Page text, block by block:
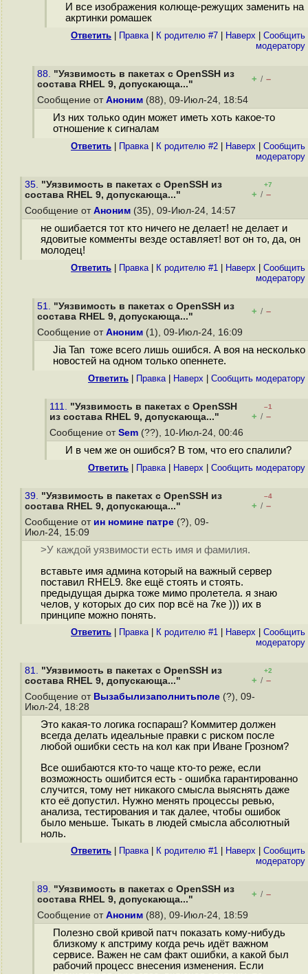
И все изображения колюще-режущих заменить на
акртинки ромашек
Ответить Правка| К родителю #7 Наверх
Cообщить
модератору
88. "Уязвимость в пакетах с OpenSSH из
состава RHEL 9, допускающа..."
+ / –
Сообщение от Аноним (88), 09-Июл-24, 18:54
Из них только один может иметь хоть какое-то
отношение к сигналам
Ответить Правка| К родителю #2 Наверх
Cообщить
модератору
35. "Уязвимость в пакетах с OpenSSH из
состава RHEL 9, допускающа..."
+7
+ / –
Сообщение от Аноним (35), 09-Июл-24, 14:57
не ошибается тот кто ничего не делает! не делает и
ядовитые комменты везде оставляет! вот он то, да, он
молодец!
Ответить Правка| К родителю #1 Наверх
Cообщить
модератору
51. "Уязвимость в пакетах с OpenSSH из
состава RHEL 9, допускающа..."
+ / –
Сообщение от Аноним (1), 09-Июл-24, 16:09
Jia Tan тоже всего лишь ошибся. А воя на несколько
новостей на одном только опеннете.
Ответить Правка| Наверх Cообщить модератору
111. "Уязвимость в пакетах с OpenSSH
из состава RHEL 9, допускающа..."
–1
+ / –
Сообщение от Sem (??), 10-Июл-24, 00:46
И в чем же он ошибся? В том, что его спалили?
Ответить Правка| Наверх Cообщить модератору
39. "Уязвимость в пакетах с OpenSSH из
состава RHEL 9, допускающа..."
–4
+ / –
Сообщение от ин номине патре (?), 09-
Июл-24, 15:09
>У каждой уязвимости есть имя и фамилия.
вставьте имя админа который на важный сервер
поставил RHEL9. 8ке ещё стоять и стоять.
предыдущая дырка тоже мимо пролетела. я знаю
челов, у которых до сих пор всё на 7ке ))) их в
принципе можно понять.
Ответить Правка| К родителю #1 Наверх
Cообщить
модератору
81. "Уязвимость в пакетах с OpenSSH из
состава RHEL 9, допускающа..."
+2
+ / –
Сообщение от Вызабылизаполнитьполе (?), 09-
Июл-24, 18:28
Это какая-то логика госпараш? Коммитер должен
всегда делать идеальные правки с риском после
любой ошибки сесть на кол как при Иване Грозном?
Все ошибаются кто-то чаще кто-то реже, если
возможность ошибится есть - ошибка гарантированно
случится, тому нет никакого смысла выяснять даже
кто её допустил. Нужно менять процессы ревью,
анализа, тестирования и так далее, чтобы ошибок
было меньше. Тыкать в людей смысла абсолютный
ноль.
Ответить Правка| К родителю #1 Наверх
Cообщить
модератору
89. "Уязвимость в пакетах с OpenSSH из
состава RHEL 9, допускающа..."
+ / –
Сообщение от Аноним (88), 09-Июл-24, 18:59
Полезно свой кривой патч показать кому-нибудь
близкому к апстриму когда речь идёт важном
сервисе. Важен не сам факт ошибки, а какой был
рабочий процесс внесения изменения. Если